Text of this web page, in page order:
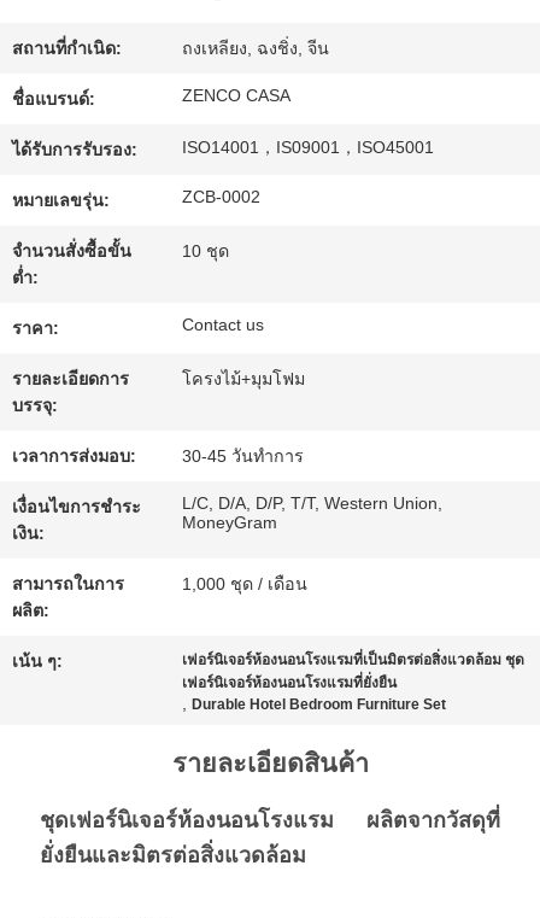
ทัวร์
โรงงาน
ควบคุม
คุณภาพ
ขอ
แผนผัง
เว็บไซต์
นโยบาย
ส่วน
สถานที่กำเนิด: ถงเหลียง, ฉงชิ่ง, จีน
ชื่อแบรนด์: ZENCO CASA
ได้รับการรับรอง: ISO14001，IS09001，ISO45001
หมายเลขรุ่น: ZCB-0002
จำนวนสั่งซื้อขั้น
ต่ำ:
10 ชุด
ราคา: Contact us
รายละเอียดการ
บรรจุ:
โครงไม้+มุมโฟม
เวลาการส่งมอบ: 30-45 วันทำการ
เงื่อนไขการชำระ
เงิน:
L/C, D/A, D/P, T/T, Western Union,
MoneyGram
สามารถในการ
ผลิต:
1,000 ชุด / เดือน
เน้น ๆ:
เฟอร์นิเจอร์ห้องนอนโรงแรมที่เป็นมิตรต่อสิ่งแวดล้อม ชุด
เฟอร์นิเจอร์ห้องนอนโรงแรมที่ยั่งยืน
,Durable Hotel Bedroom Furniture Set
รายละเอียดสินค้า
ชุดเฟอร์นิเจอร์ห้องนอนโรงแรม ผลิตจากวัสดุที่
ยั่งยืนและมิตรต่อสิ่งแวดล้อม